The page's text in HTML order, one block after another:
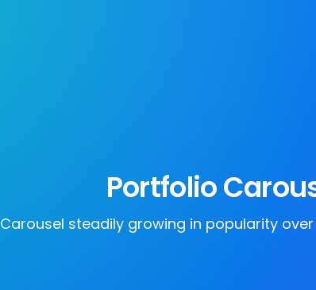
Portfolio
Carousel steadily growing in popularity